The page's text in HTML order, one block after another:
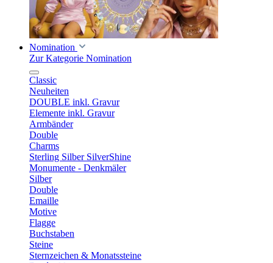
Nomination
Zur Kategorie Nomination
Classic
Neuheiten
DOUBLE inkl. Gravur
Elemente inkl. Gravur
Armbänder
Double
Charms
Sterling Silber SilverShine
Monumente - Denkmäler
Silber
Double
Emaille
Motive
Flagge
Buchstaben
Steine
Sternzeichen & Monatssteine